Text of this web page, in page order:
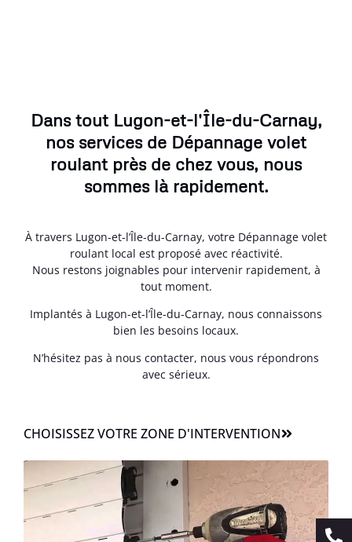
Dans tout Lugon-et-l'Île-du-Carnay,
nos services de Dépannage volet
roulant près de chez vous, nous
sommes là rapidement.
À travers Lugon-et-l’Île-du-Carnay, votre Dépannage volet
roulant local est proposé avec réactivité.
Nous restons joignables pour intervenir rapidement, à
tout moment.
Implantés à Lugon-et-l’Île-du-Carnay, nous connaissons
bien les besoins locaux.
N’hésitez pas à nous contacter, nous vous répondrons
avec sérieux.
CHOISISSEZ VOTRE ZONE D'INTERVENTION